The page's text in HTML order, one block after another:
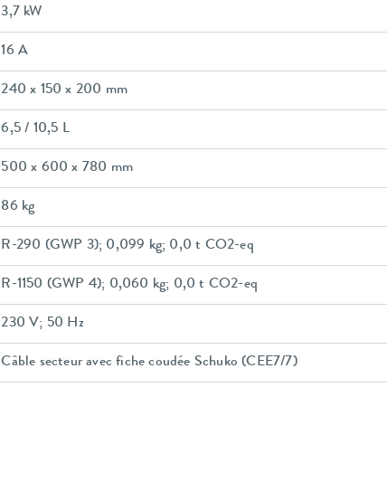
3,7 kW
16 A
240 x 150 x 200 mm
6,5 / 10,5 L
500 x 600 x 780 mm
86 kg
R-290 (GWP 3); 0,099 kg; 0,0 t CO2-eq
R-1150 (GWP 4); 0,060 kg; 0,0 t CO2-eq
230 V; 50 Hz
Câble secteur avec fiche coudée Schuko (CEE7/7)